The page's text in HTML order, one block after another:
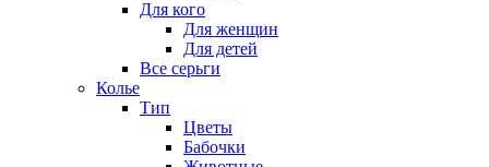
Для кого
Для женщин
Для детей
Все серьги
Колье
Тип
Цветы
Бабочки